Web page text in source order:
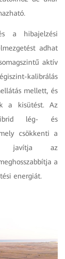
a hibajelzési
adhat
aktív
kalibrálás
mellett, és
a kisütést. Az
lég- és
csökkenti a
javítja az
a
energiát.